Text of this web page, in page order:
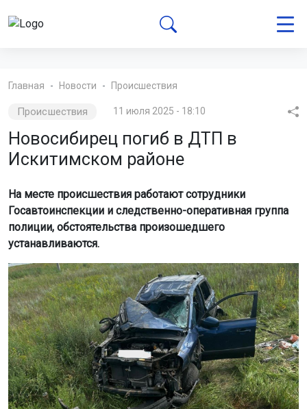
Главная Новости Происшествия
Происшествия 11 июля 2025 - 18:10
Новосибирец погиб в ДТП в
Искитимском районе
На месте происшествия работают сотрудники
Госавтоинспекции и следственно-оперативная группа
полиции, обстоятельства произошедшего
устанавливаются.